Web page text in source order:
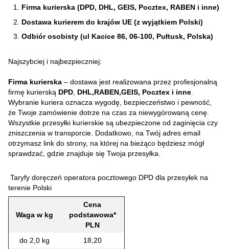
Firma kurierska (DPD, DHL, GEIS, Pocztex, RABEN i inne)
Dostawa kurierem do krajów UE (z wyjątkiem Polski)
Odbiór osobisty (ul Kacice 86, 06-100, Pułtusk, Polska)
Najszybciej i najbezpieczniej:
Firma kurierska – dostawa jest realizowana przez profesjonalną
firmę kurierską DPD DHL,RABEN,GEIS, Pocztex i inne
Wybranie kuriera oznacza wygodę, bezpieczeństwo i pewność,
że Twoje zamówienie dotrze na czas za niewygórowaną cenę.
Wszystkie przesyłki kurierskie są ubezpieczone od zaginięcia czy
zniszczenia w transporcie. Dodatkowo, na Twój adres email
otrzymasz link do strony, na której na bieżąco będziesz mógł
sprawdzać, gdzie znajduje się Twoja przesyłka.
Taryfy doręczeń operatora pocztowego DPD dla przesyłek na
terenie Polski
Waga w kg
Cena
podstawowa*
PLN
do 2,0 kg
18,20